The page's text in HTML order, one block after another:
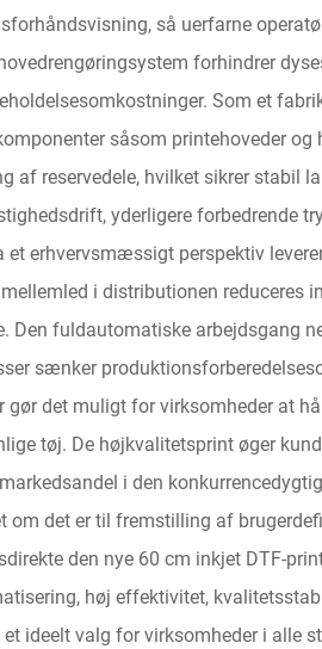
så uerfarne
forhindrer
Som et
såsom printehoveder
af reservedele, hvilket sikrer stabil
yderligere forbedrende
et erhvervsmæssigt perspektiv
i distributionen reduceres
Den fuldautomatiske arbejdsgang
sænker
gør det muligt for virksomheder at
tøj. De højkvalitetsprint øger
i den
om det er til fremstilling af
den nye 60 cm inkjet DTF-
høj effektivitet,
ideelt valg for virksomheder i alle